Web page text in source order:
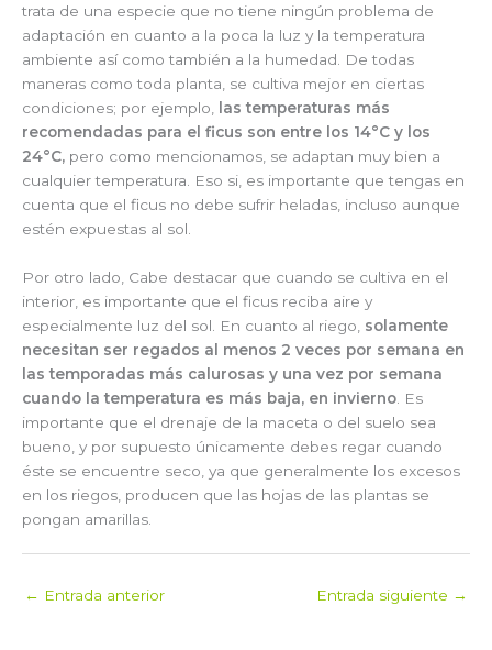
trata de una especie que no tiene ningún problema de
adaptación en cuanto a la poca la luz y la temperatura
ambiente así como también a la humedad. De todas
maneras como toda planta, se cultiva mejor en ciertas
condiciones; por ejemplo,
las temperaturas más
recomendadas para el ficus son entre los 14°C y los
24°C, pero como mencionamos, se adaptan muy bien a
cualquier temperatura. Eso si, es importante que tengas en
cuenta que el ficus no debe sufrir heladas, incluso aunque
estén expuestas al sol.
Por otro lado, Cabe destacar que cuando se cultiva en el
interior, es importante que el ficus reciba aire y
especialmente luz del sol. En cuanto al riego, solamente
necesitan ser regados al menos 2 veces por semana en
las temporadas más calurosas y una vez por semana
cuando la temperatura es más baja, en invierno . Es
importante que el drenaje de la maceta o del suelo sea
bueno, y por supuesto únicamente debes regar cuando
éste se encuentre seco, ya que generalmente los excesos
en los riegos, producen que las hojas de las plantas se
pongan amarillas.
← Entrada anterior Entrada siguiente →